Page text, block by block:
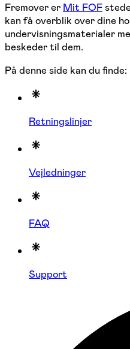
Fremover er Mit FOF
kan få overblik over dine
undervisningsmaterialer
beskeder til dem.
På denne side kan du finde:
Retningslinjer
Vejledninger
FAQ
Support